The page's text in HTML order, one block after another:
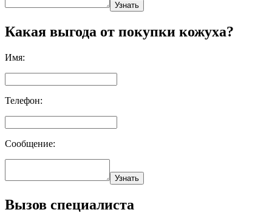
Узнать
Какая выгода от покупки кожуха?
Имя:
Телефон:
Сообщение:
Узнать
Вызов специалиста